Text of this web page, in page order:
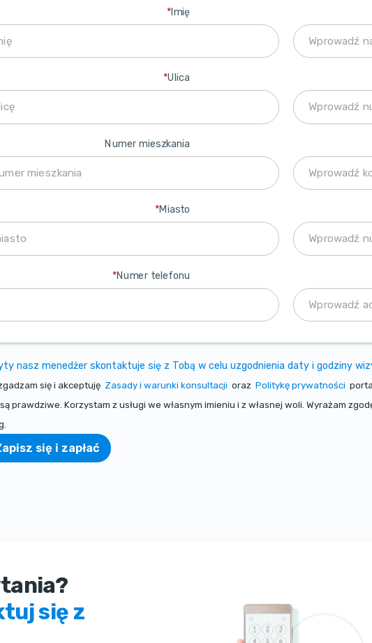
Imię
*
Ulica
*
Numer mieszkania
Miasto
*
Numer telefonu
*
nasz menedżer skontaktuje się z Tobą w celu uzgodnienia daty i godziny
się i akceptuję Zasady i warunki konsultacji oraz Politykę prywatności
prawdziwe. Korzystam z usługi we własnym imieniu i z własnej woli. Wyrażam
się i zapłać
się z